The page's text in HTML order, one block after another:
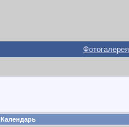
Фотогалерея
Календарь